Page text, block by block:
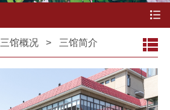
三馆概况 > 三馆简介